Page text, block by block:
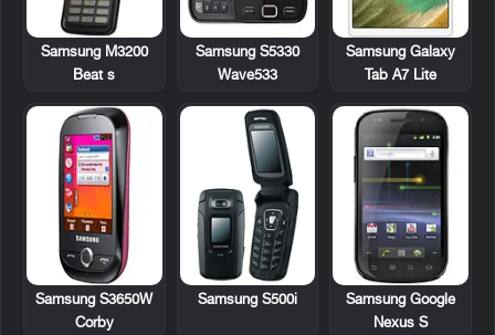
Samsung Galaxy
Tab A7 Lite
Samsung S5330
Wave533
Samsung M3200
Beat s
Samsung Google
Nexus S
Samsung S500i
Samsung S3650W
Corby